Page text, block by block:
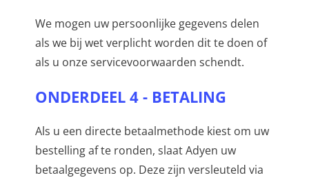
We mogen uw persoonlijke gegevens delen
als we bij wet verplicht worden dit te doen of
als u onze servicevoorwaarden schendt.
ONDERDEEL 4 - BETALING
Als u een directe betaalmethode kiest om uw
bestelling af te ronden, slaat Adyen uw
betaalgegevens op. Deze zijn versleuteld via